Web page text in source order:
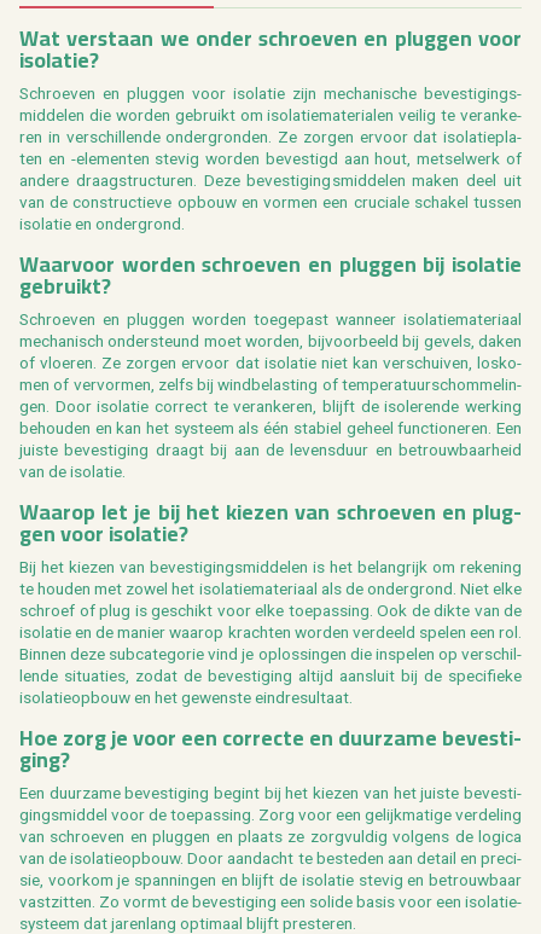
Wat ver­staan we onder schroe­ven en plug­gen voor
iso­la­tie?
Schroe­ven en plug­gen voor iso­la­tie zijn me­cha­ni­sche be­ves­ti­gings­
mid­de­len die wor­den ge­bruikt om iso­la­tie­ma­te­ri­a­len vei­lig te ver­an­ke­
ren in ver­schil­len­de on­der­gron­den. Ze zor­gen er­voor dat iso­la­tie­pla­
ten en -ele­men­ten ste­vig wor­den be­ves­tigd aan hout, met­sel­werk of
an­de­re draag­struc­tu­ren. Deze be­ves­ti­gings­mid­de­len maken deel uit
van de con­struc­tie­ve op­bouw en vor­men een cru­ci­a­le scha­kel tus­sen
iso­la­tie en on­der­grond.
Waar­voor wor­den schroe­ven en plug­gen bij iso­la­tie
ge­bruikt?
Schroe­ven en plug­gen wor­den toe­ge­past wan­neer iso­la­tie­ma­te­ri­aal
me­cha­nisch on­der­steund moet wor­den, bij­voor­beeld bij ge­vels, daken
of vloe­ren. Ze zor­gen er­voor dat iso­la­tie niet kan ver­schui­ven, los­ko­
men of ver­vor­men, zelfs bij wind­be­las­ting of tem­pe­ra­tuur­schom­me­lin­
gen. Door iso­la­tie cor­rect te ver­an­ke­ren, blijft de iso­le­ren­de wer­king
be­hou­den en kan het sys­teem als één sta­biel ge­heel func­ti­o­ne­ren. Een
juis­te be­ves­ti­ging draagt bij aan de le­vens­duur en be­trouw­baar­heid
van de iso­la­tie.
Waar­op let je bij het kie­zen van schroe­ven en plug­
gen voor iso­la­tie?
Bij het kie­zen van be­ves­ti­gings­mid­de­len is het be­lang­rijk om re­ke­ning
te hou­den met zowel het iso­la­tie­ma­te­ri­aal als de on­der­grond. Niet elke
schroef of plug is ge­schikt voor elke toe­pas­sing. Ook de dikte van de
iso­la­tie en de ma­nier waar­op krach­ten wor­den ver­deeld spe­len een rol.
Bin­nen deze sub­ca­te­go­rie vind je op­los­sin­gen die in­spe­len op ver­schil­
len­de si­tu­a­ties, zodat de be­ves­ti­ging al­tijd aan­sluit bij de spe­ci­fie­ke
iso­la­tie­op­bouw en het ge­wens­te eind­re­sul­taat.
Hoe zorg je voor een cor­rec­te en duur­za­me be­ves­ti­
ging?
Een duur­za­me be­ves­ti­ging be­gint bij het kie­zen van het juis­te be­ves­ti­
gings­mid­del voor de toe­pas­sing. Zorg voor een ge­lijk­ma­ti­ge ver­de­ling
van schroe­ven en plug­gen en plaats ze zorg­vul­dig vol­gens de lo­gi­ca
van de iso­la­tie­op­bouw. Door aan­dacht te be­ste­den aan de­tail en pre­ci­
sie, voor­kom je span­nin­gen en blijft de iso­la­tie ste­vig en be­trouw­baar
vast­zit­ten. Zo vormt de be­ves­ti­ging een so­li­de basis voor een iso­la­tie­
sys­teem dat ja­ren­lang op­ti­maal blijft pres­te­ren.